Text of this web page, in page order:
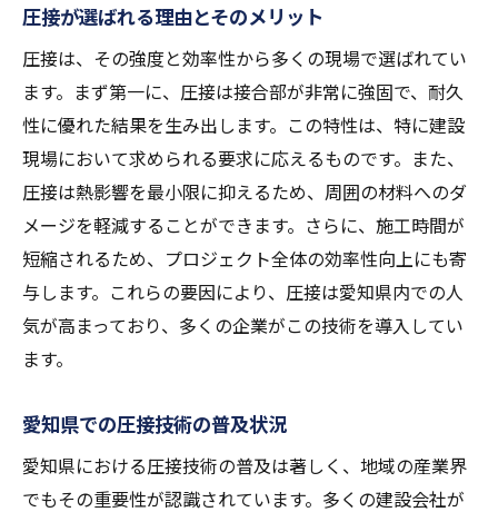
地域社会における圧接技術の貢献
圧接が可能にする強度と耐久性のある建設構造
圧接がもたらす構造物の強度向上
耐久性に優れた圧接技術の特徴
愛知県での耐震構造への圧接技術の応用
圧接による長寿命の建物づくり
実証された圧接の耐久性事例
圧接技術が可能にする持続可能な建設
愛知県の圧接技術の最前線で起こる革新の波
圧接技術の革新がもたらす新たな可能性
圧接技術の自動化とその影響
圧接が選ばれる理由とそのメリット
圧接は、その強度と効率性から多くの現場で選ばれてい
ます。まず第一に、圧接は接合部が非常に強固で、耐久
性に優れた結果を生み出します。この特性は、特に建設
現場において求められる要求に応えるものです。また、
圧接は熱影響を最小限に抑えるため、周囲の材料へのダ
メージを軽減することができます。さらに、施工時間が
短縮されるため、プロジェクト全体の効率性向上にも寄
与します。これらの要因により、圧接は愛知県内での人
気が高まっており、多くの企業がこの技術を導入してい
ます。
愛知県での圧接技術の普及状況
愛知県における圧接技術の普及は著しく、地域の産業界
でもその重要性が認識されています。多くの建設会社が